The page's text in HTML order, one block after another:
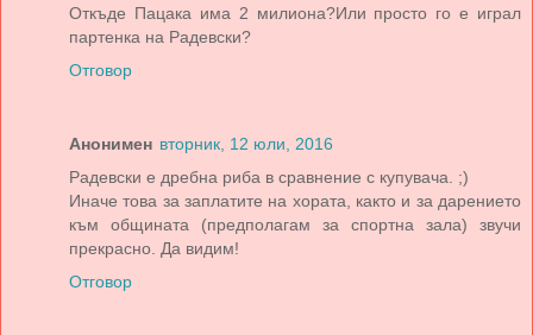
Откъде Пацака има 2 милиона?Или просто го е играл
партенка на Радевски?
Отговор
Анонимен вторник, 12 юли, 2016
Радевски е дребна риба в сравнение с купувача. ;)
Иначе това за заплатите на хората, както и за дарението
към общината (предполагам за спортна зала) звучи
прекрасно. Да видим!
Отговор